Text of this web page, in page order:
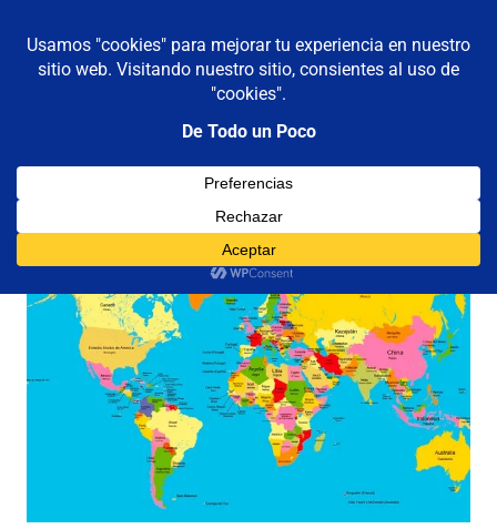
contenido
De todo un poco
Reflexiones,
Viajes
MENÚ